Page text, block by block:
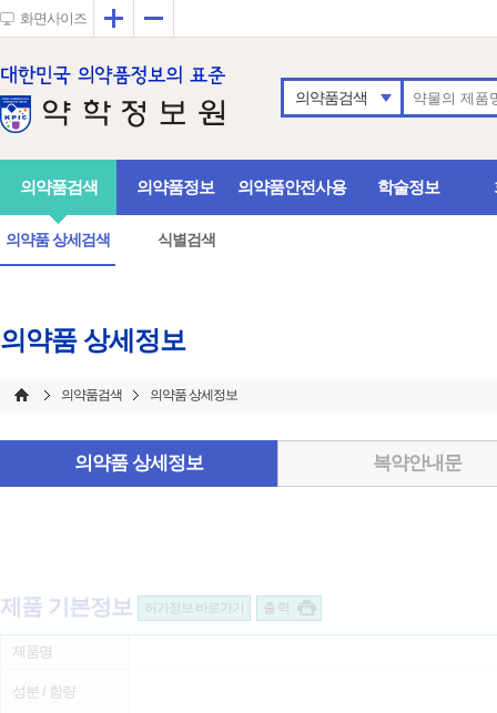
화면사이즈 확대
의약품검색
의약품검색
의약품 상세검색 식별검색
의약품정보 의약품안전사용 학술정보
의약품 상세정보
의약품검색 의약품 상세정보
의약품 상세정보 복약안내문
제품 기본정보 허가정보 바로가기 출 력
제품명
성분 / 함량